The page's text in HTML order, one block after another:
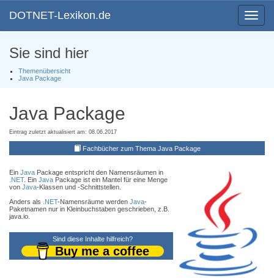
Toggle
DOTNET-Lexikon.de
Sie sind hier
Themenübersicht
Java Package
Java Package
Eintrag zuletzt aktualisiert am: 08.06.2017
Fachbücher zum Thema Java Package
Ein Java Package entspricht den Namensräumen in
.NET. Ein Java Package ist ein Mantel für eine Menge
von Java-Klassen und -Schnittstellen.
Anders als
.NET-Namensräume werden Java-
Paketnamen nur in Kleinbuchstaben geschrieben, z.B.
java.io.
Sind diese Inhalte hilfreich?
Buy me a coffee